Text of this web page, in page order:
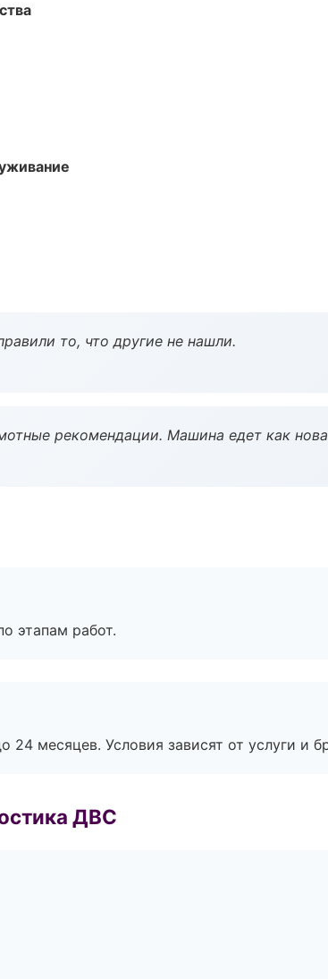
то, что другие не нашли.
рекомендации. Машина едет как
этапам работ.
месяцев. Условия зависят от услуги и
ДВС